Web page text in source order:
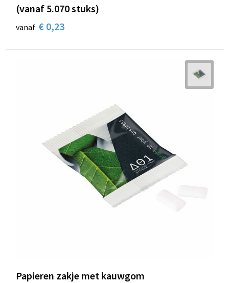
(vanaf 5.070 stuks)
vanaf € 0,23
Papieren zakje met kauwgom